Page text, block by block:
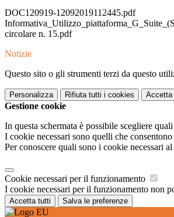
DOC120919-12092019112445.pdf
circolare n. 15.pdf
Notizie
Questo sito o gli strumenti terzi da questo
Personalizza Rifiuta tutti i cookies Accetta
Gestione cookie
In questa schermata è possibile scegliere
I cookie necessari sono quelli che
Per conoscere quali sono i cookie necessari
Cookie necessari per il funzionamento
I cookie necessari per il funzionamento non
Accetta tutti Salva le preferenze